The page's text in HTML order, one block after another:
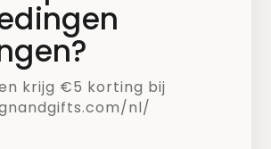
krijg €5 korting bij
nl/
mooie producten op een
verkrijgbaar zijn op de
Holland Design & Gifts.